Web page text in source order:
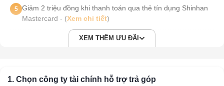
5
Giảm 2 triệu đồng khi thanh toán qua thẻ tín dụng Shinhan
Mastercard - (Xem chi tiết)
XEM THÊM ƯU ĐÃI
1. Chọn công ty tài chính hỗ trợ trả góp